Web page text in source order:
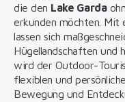
die den Lake Garda
erkunden möchten. Mit
lassen sich
Hügellandschaften und
wird der Outdoor-
flexiblen und
Bewegung und